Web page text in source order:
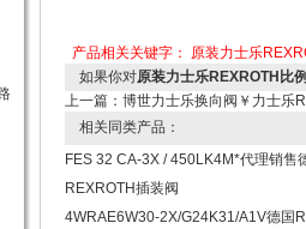
产品相关关键字： 原装力士乐
如果你对原装力士乐REXROTH比
上一篇： 博世力士乐换向阀￥力士乐
相关同类产品：
FES 32 CA-3X / 450LK4M*代理销售
REXROTH插装阀
4WRAE6W30-2X/G24K31/A1V德国